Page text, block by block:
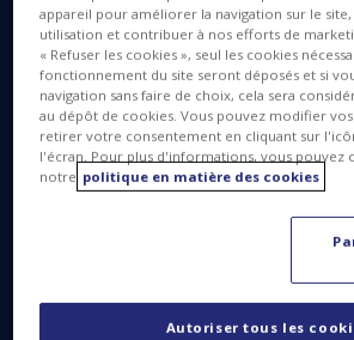
Thales Alenia Space
appareil pour améliorer la navigation sur le site,
utilisation et contribuer à nos efforts de
« Refuser les cookies », seul les cookies
fonctionnement du site seront déposés et si
navigation sans faire de choix, cela sera
au dépôt de cookies. Vous pouvez modifier
retirer votre consentement en cliquant sur
l'écran. Pour plus d'informations, vous pouvez
notre politique en matière des cookies
Autoriser tous les